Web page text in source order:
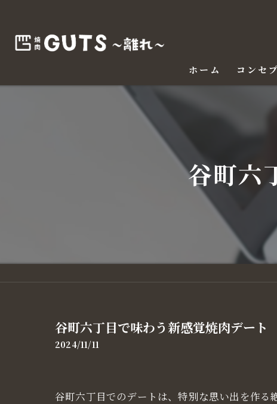
ホーム コンセ
谷町六
谷町六丁目で味わう新感覚焼肉デート
2024/11/11
谷町六丁目でのデートは、特別な思い出を作